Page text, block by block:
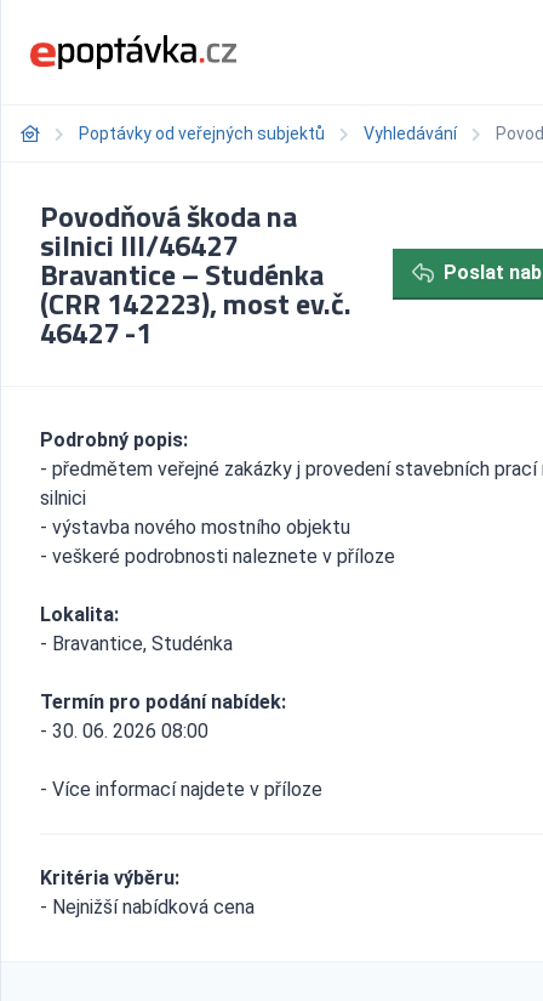
Poptávky od veřejných subjektů Vyhledávání
Povodňová škoda na
silnici III/46427
Bravantice – Studénka
(CRR 142223), most ev.č.
46427 -1
Poslat
Podrobný popis:
- předmětem veřejné zakázky j provedení stavebních prací
silnici
- výstavba nového mostního objektu
- veškeré podrobnosti naleznete v příloze
Lokalita:
- Bravantice, Studénka
Termín pro podání nabídek:
- 30. 06. 2026 08:00
- Více informací najdete v příloze
Kritéria výběru:
- Nejnižší nabídková cena